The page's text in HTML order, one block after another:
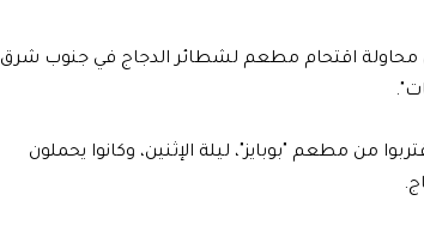
اقتحام مطعم لشطائر الدجاج في جنوب شرق
من مطعم "بوبايز"، ليلة الإثنين، وكانوا يحملون